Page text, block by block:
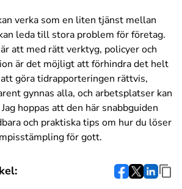
verka som en liten tjänst mellan
leda till stora problem för företag.
att med rätt verktyg, policyer och
är det möjligt att förhindra det helt
göra tidrapporteringen rättvis,
gynnas alla, och arbetsplatser kan
hoppas att den här snabbguiden
och praktiska tips om hur du löser
för gott.